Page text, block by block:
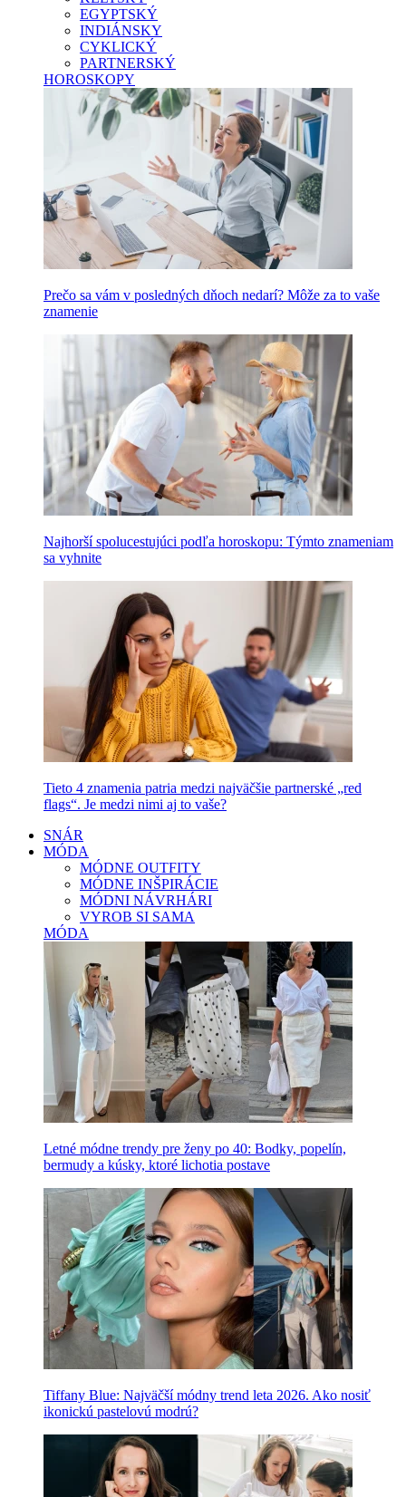
EGYPTSKÝ
INDIÁNSKY
CYKLICKÝ
PARTNERSKÝ
HOROSKOPY
Prečo sa vám v posledných dňoch nedarí? Môže za to vaše
znamenie
Najhorší spolucestujúci podľa horoskopu: Týmto znameniam
sa vyhnite
Tieto 4 znamenia patria medzi najväčšie partnerské „red
flags“. Je medzi nimi aj to vaše?
SNÁR
MÓDA
MÓDNE OUTFITY
MÓDNE INŠPIRÁCIE
MÓDNI NÁVRHÁRI
VYROB SI SAMA
MÓDA
Letné módne trendy pre ženy po 40: Bodky, popelín,
bermudy a kúsky, ktoré lichotia postave
Tiffany Blue: Najväčší módny trend leta 2026. Ako nosiť
ikonickú pastelovú modrú?